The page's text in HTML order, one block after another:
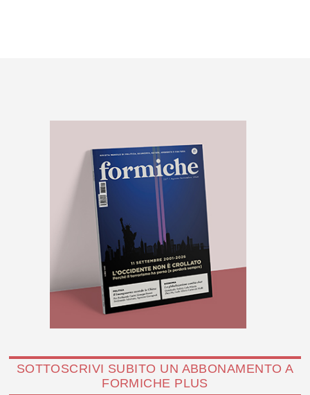
SOTTOSCRIVI SUBITO UN ABBONAMENTO A
FORMICHE PLUS